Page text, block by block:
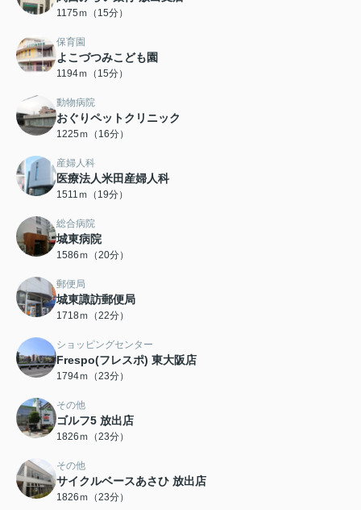
1175ｍ（15分）
保育園
よこづつみこども園
1194ｍ（15分）
動物病院
おぐりペットクリニック
1225ｍ（16分）
産婦人科
医療法人米田産婦人科
1511ｍ（19分）
総合病院
城東病院
1586ｍ（20分）
郵便局
城東諏訪郵便局
1718ｍ（22分）
ショッピングセンター
Frespo(フレスポ) 東大阪店
1794ｍ（23分）
その他
ゴルフ5 放出店
1826ｍ（23分）
その他
サイクルベースあさひ 放出店
1826ｍ（23分）